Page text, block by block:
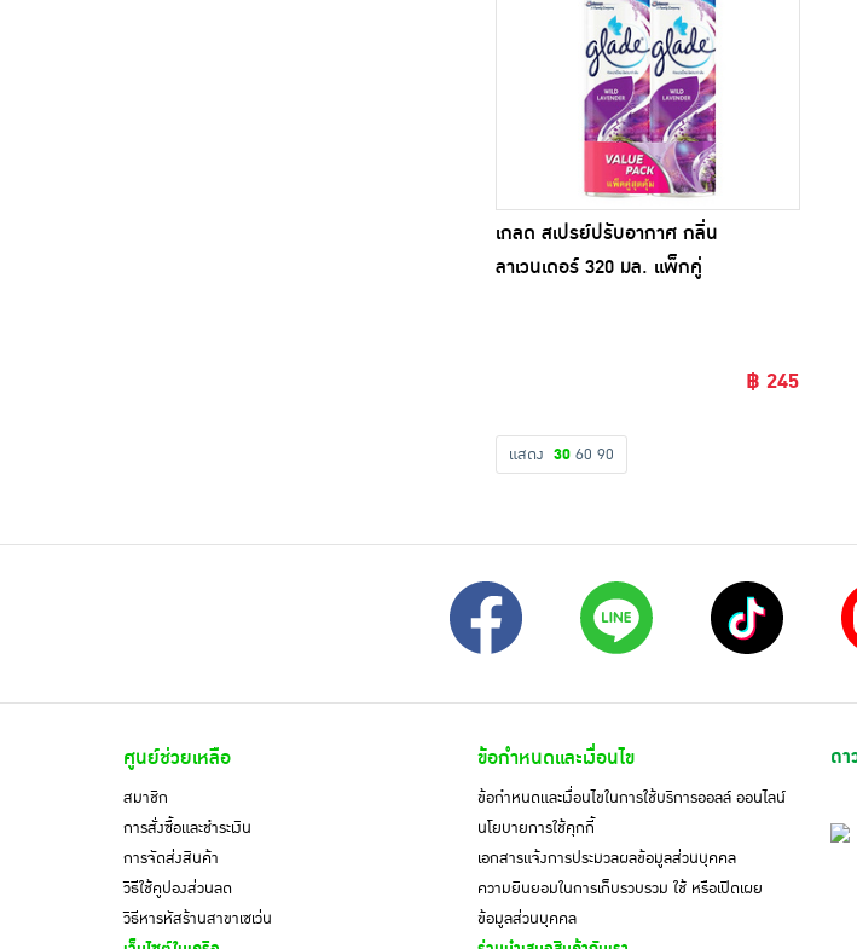
เกลด สเปรย์ปรับอากาศ กลิ่น
ลาเวนเดอร์ 320 มล. แพ็กคู่
฿ 245
แสดง 30 60 90
ศูนย์ช่วยเหลือ
สมาชิก
การสั่งซื้อและชำระเงิน
การจัดส่งสินค้า
วิธีใช้คูปองส่วนลด
วิธีหารหัสร้านสาขาเซเว่น
ข้อกำหนดและเงื่อนไข
ข้อกำหนดและเงื่อนไขในการใช้บริการออลล์ ออนไลน์
นโยบายการใช้คุกกี้
เอกสารแจ้งการประมวลผลข้อมูลส่วนบุคคล
ความยินยอมในการเก็บรวบรวม ใช้ หรือเปิดเผย
ข้อมูลส่วนบุคคล
ดา